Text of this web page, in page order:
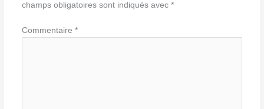
champs obligatoires sont indiqués avec *
Commentaire *